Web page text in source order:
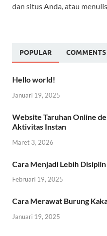
dan situs Anda, atau
POPULAR COMMENTS
Hello world!
Januari 19, 2025
Website Taruhan Online
Aktivitas Instan
Maret 3, 2026
Cara Menjadi Lebih
Februari 19, 2025
Cara Merawat Burung
Januari 19, 2025